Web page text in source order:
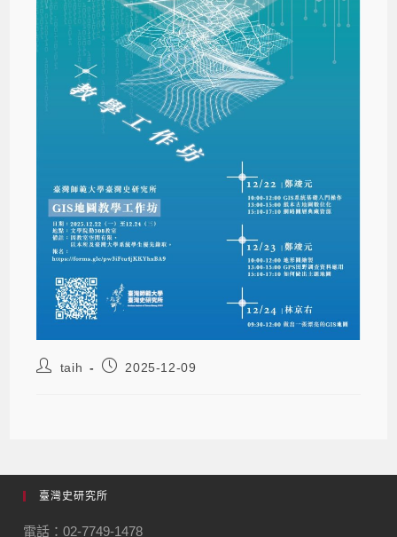
taih 2025-12-09
臺灣史研究所
電話：02-7749-1478